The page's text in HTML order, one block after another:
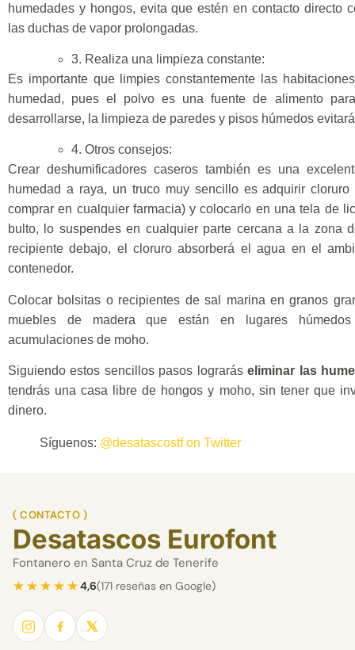
humedades y hongos, evita que estén en contacto directo
las duchas de vapor prolongadas.
3. Realiza una limpieza constante:
Es importante que limpies constantemente las
humedad, pues el polvo es una fuente de alimento
desarrollarse, la limpieza de paredes y pisos húmedos
4. Otros consejos:
Crear deshumificadores caseros también es una
humedad a raya, un truco muy sencillo es adquirir
comprar en cualquier farmacia) y colocarlo en una tela de
bulto, lo suspendes en cualquier parte cercana a la zona
recipiente debajo, el cloruro absorberá el agua en el
contenedor.
Colocar bolsitas o recipientes de sal marina en granos
muebles de madera que están en lugares
acumulaciones de moho.
Siguiendo estos sencillos pasos lograráseliminar las
tendrás una casa libre de hongos y moho, sin tener que
dinero.
Síguenos: @desatascostf on Twitter
( CONTACTO )
Desatascos Eurofont
Fontanero en Santa Cruz de Tenerife
★★★★★4,6(171 reseñas en Google)